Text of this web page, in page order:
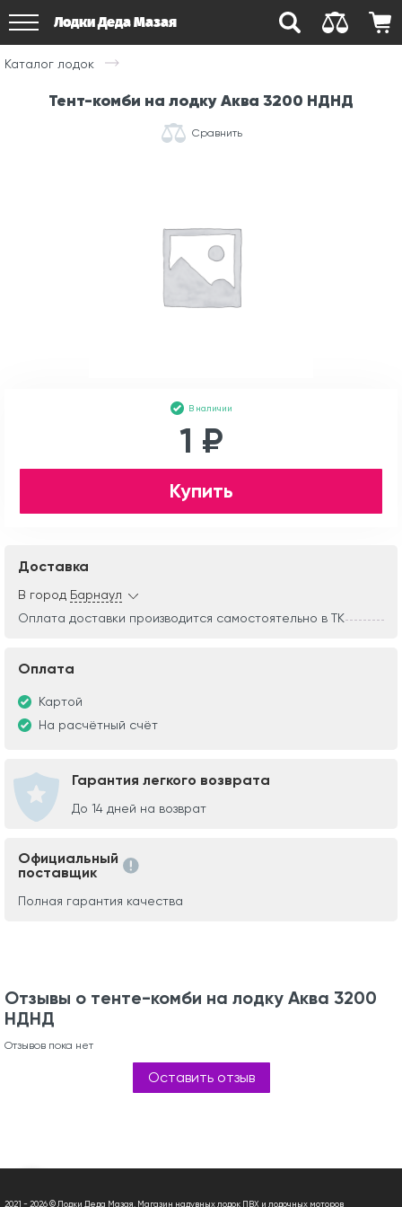
Лодки Деда Мазая
Каталог лодок
Тент-комби на лодку Аква 3200 НДНД
Сравнить
В наличии
1 ₽
Купить
Доставка
В город Барнаул
Оплата доставки производится самостоятельно в ТК
Оплата
Картой
На расчётный счёт
Гарантия легкого возврата
До 14 дней на возврат
Официальный
поставщик
Полная гарантия качества
Отзывы о тенте-комби на лодку Аква 3200
НДНД
Отзывов пока нет
Оставить отзыв
2021 - 2026 © Лодки Деда Мазая. Магазин надувных лодок ПВХ и лодочных моторов